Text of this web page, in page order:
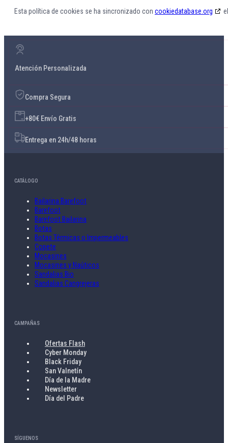
Esta política de cookies se ha sincronizado con cookiedatabase.org
Atención Personalizada
Compra Segura
+80€ Envío Gratis
Entrega en 24h/48 horas
CATÁLOGO
Bailarina Barefoot
Barefoot
Barefoot Bailarina
Botas
Botas Térmicas o Impermeables
Copete
Mocasines
Mocasines y Naúticos
Sandalias Bio
Sandalias Cangrejeras
CAMPAÑAS
Ofertas Flash
Cyber Monday
Black Friday
San Valnetín
Día de la Madre
Newsletter
Día del Padre
SÍGUENOS